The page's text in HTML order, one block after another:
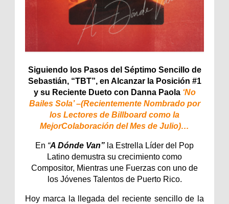
Siguiendo los Pasos del Séptimo Sencillo de
Sebastián, “TBT”, en Alcanzar la Posición #1
y su Reciente Dueto con Danna Paola ‘No
Bailes Sola’ –(Recientemente Nombrado por
los Lectores de Billboard como la
MejorColaboración del Mes de Julio)…
En “A Dónde Van” la Estrella Líder del Pop
Latino demustra su crecimiento como
Compositor, Mientras une Fuerzas con uno de
los Jóvenes Talentos de Puerto Rico.
Hoy marca la llegada del reciente sencillo de la